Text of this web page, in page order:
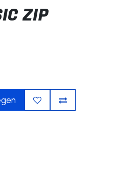
ZIP